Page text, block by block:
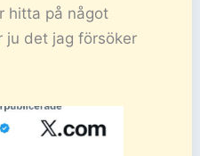
hitta på något
ju det jag försöker